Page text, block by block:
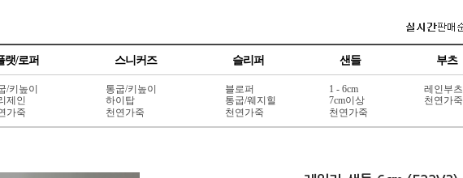
랫/로퍼 스니커즈 슬리퍼 샌들 부츠
/키높이
제인
가죽
통굽/키높이
하이탑
천연가죽
블로퍼
통굽/웨지힐
천연가죽
1 - 6cm
7cm이상
천연가죽
레인부츠
천연가죽